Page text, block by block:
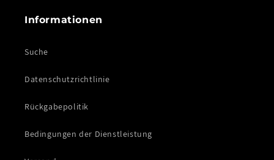
Informationen
Suche
Datenschutzrichtlinie
Rückgabepolitik
Bedingungen der Dienstleistung